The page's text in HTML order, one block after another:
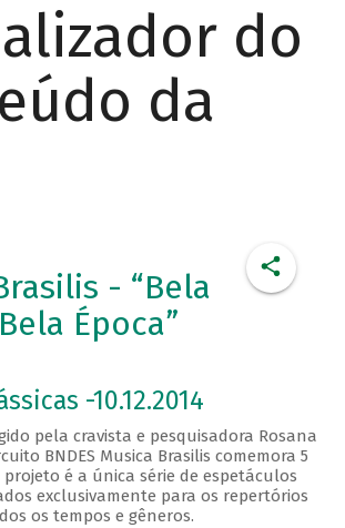
do
da
- “Bela
Época”
-10.12.2014
pela cravista e pesquisadora Rosana
BNDES Musica Brasilis comemora 5
projeto é a única série de espetáculos
exclusivamente para os repertórios
os tempos e gêneros.